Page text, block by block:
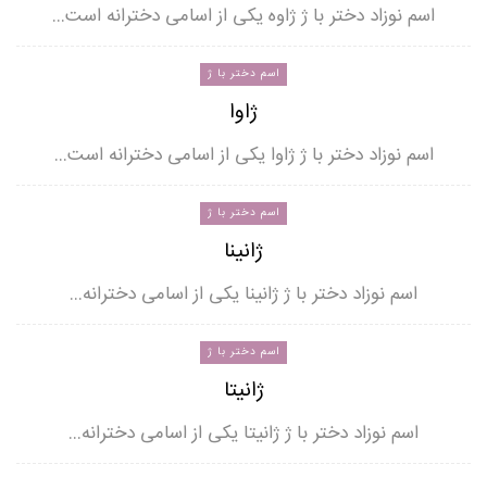
اسم نوزاد دختر با ژ ژاوه یکی از اسامی دخترانه است…
اسم دختر با ژ
ژاوا
اسم نوزاد دختر با ژ ژاوا یکی از اسامی دخترانه است…
اسم دختر با ژ
ژانینا
اسم نوزاد دختر با ژ ژانینا یکی از اسامی دخترانه…
اسم دختر با ژ
ژانیتا
اسم نوزاد دختر با ژ ژانیتا یکی از اسامی دخترانه…